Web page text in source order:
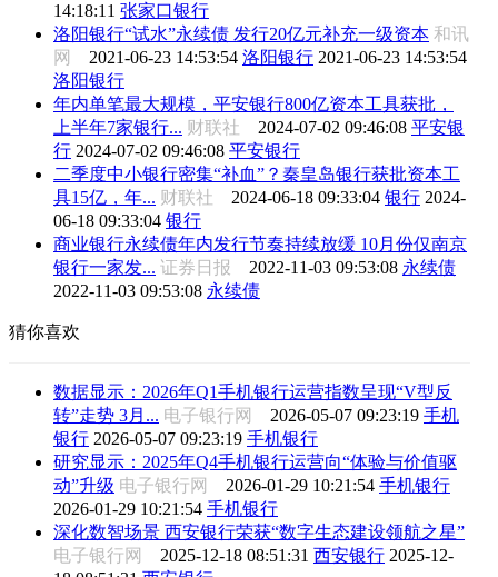
14:18:11 张家口银行
洛阳银行“试水”永续债 发行20亿元补充一级资本 和讯
网 2021-06-23 14:53:54 洛阳银行 2021-06-23 14:53:54
洛阳银行
年内单笔最大规模，平安银行800亿资本工具获批，
上半年7家银行... 财联社 2024-07-02 09:46:08 平安银
行 2024-07-02 09:46:08 平安银行
二季度中小银行密集“补血”？秦皇岛银行获批资本工
具15亿，年... 财联社 2024-06-18 09:33:04 银行 2024-
06-18 09:33:04 银行
商业银行永续债年内发行节奏持续放缓 10月份仅南京
银行一家发... 证券日报 2022-11-03 09:53:08 永续债
2022-11-03 09:53:08 永续债
猜你喜欢
数据显示：2026年Q1手机银行运营指数呈现“V型反
转”走势 3月... 电子银行网 2026-05-07 09:23:19 手机
银行 2026-05-07 09:23:19 手机银行
研究显示：2025年Q4手机银行运营向“体验与价值驱
动”升级 电子银行网 2026-01-29 10:21:54 手机银行
2026-01-29 10:21:54 手机银行
深化数智场景 西安银行荣获“数字生态建设领航之星”
电子银行网 2025-12-18 08:51:31 西安银行 2025-12-